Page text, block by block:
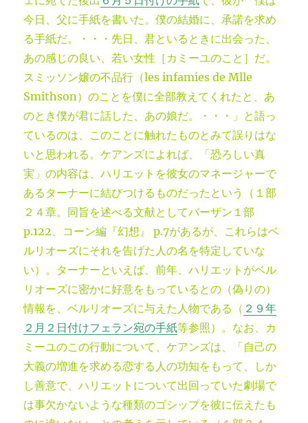
今日、父に手紙を書いた。僕の結婚に、承諾を求め
る手紙だ。・・・先日、君といるときに出会った、
あの感じの良い、若い女性［カミーユのこと］だ。
スミッソン嬢の不品行（les infamies de Mlle
Smithson）のことを僕に全部教えてくれたと、あ
のとき僕が君に話した、あの娘だ。・・・」と語っ
ているのは、このことに触れたものとみて誤りはな
いと思われる。ケアンズによれば、「恐ろしい真
実」の内容は、ハリエットを彼女のマネージャーで
あるターナーに結びつけるものだったという（１部
２４章。同旨を述べる文献としてバーザン１部
p.122、コーン編『幻想』 p.7があるが、これらはベ
ルリオーズにそれを告げた人の名を特定していな
い）。ターナーといえば、前年、ハリエットがベル
リオーズに密かに好意をもっているとの（偽りの）
情報を、ベルリオーズに与えた人物である（ ２９年
２月２日付けフェラン宛の手紙等参照）。なお、カ
ミーユのこの行動について、ケアンズは、「自己の
大義の増進を求める恋する人の功知をもって、しか
し善意で、ハリエットについて出回っていた劇場で
は事欠かないような種類のゴシップを彼に伝えたも